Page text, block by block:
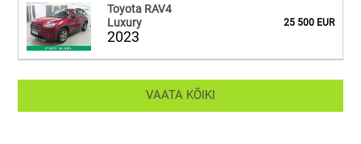
Toyota RAV4
Luxury
2023
25 500 EUR
VAATA KÕIKI